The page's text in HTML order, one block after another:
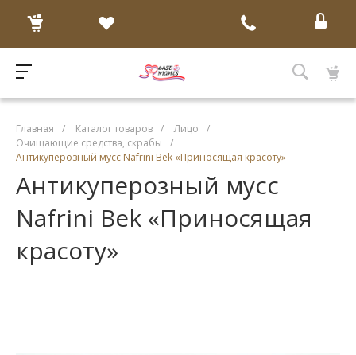
Главная / Каталог товаров / Лицо
/
Очищающие средства, скрабы
/
Антикуперозный мусс Nafrini Bek «Приносящая красоту»
Антикуперозный мусс
Nafrini Bek «Приносящая
красоту»